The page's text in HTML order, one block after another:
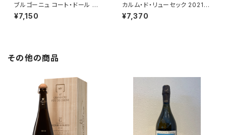
ブルゴーニュ コート・ドール ル
ージュ 2022 トロ・ボー 赤ワイ
ン ブルゴーニュ 750ml
¥7,150
カルム・ド・リューセック 2021
極甘口 貴腐ワイン ソーテルヌ 7
50ml
¥7,370
その他の商品